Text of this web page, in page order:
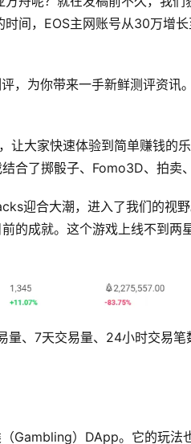
间，EOS主网账号从30万增
，为你带来一手新鲜测评资讯。
让大家快速体验到简单赚钱的
合了掷骰子、Fomo3D、拍卖
迎合大潮，进入了我们的视
的成就。这个游戏上线不到两
、7天交易量、24小时交易笔
Gambling）DApp。它的玩法